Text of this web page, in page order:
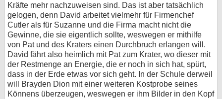
Kräfte mehr nachzuweisen sind. Das ist aber tatsächlich
gelogen, denn David arbeitet vielmehr für Firmenchef
Cutler als für Suzanne und die Firma macht nicht die
Gewinne, die sie eigentlich sollte, weswegen er mithilfe
von Pat und des Kraters einen Durchbruch erlangen will.
David fährt also heimlich mit Pat zum Krater, wo dieser mit
der Restmenge an Energie, die er noch in sich hat, spürt,
dass in der Erde etwas vor sich geht. In der Schule derweil
will Brayden Dion mit einer weiteren Kostprobe seines
Könnens überzeugen, weswegen er ihm Bilder in den Kopf